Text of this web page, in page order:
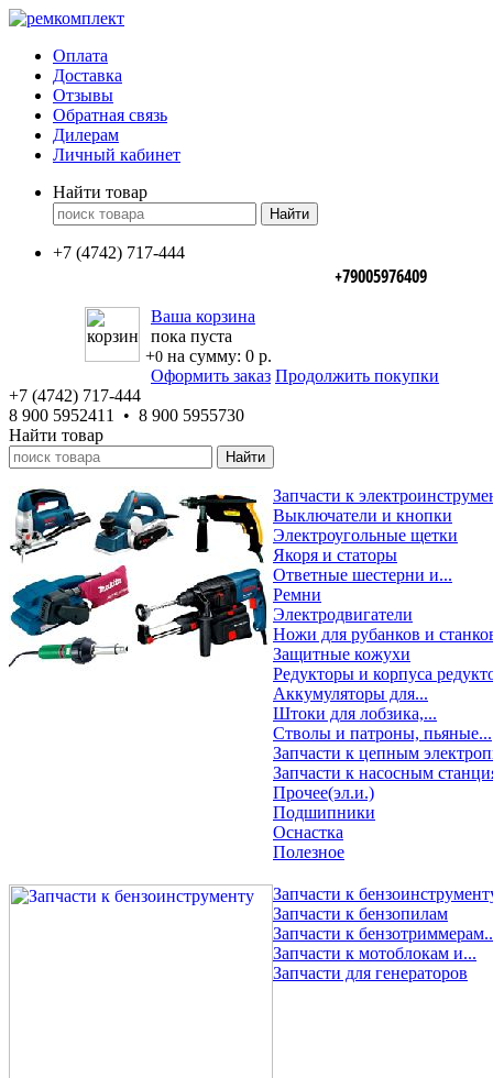
Оплата
Доставка
Отзывы
Обратная связь
Дилерам
Личный кабинет
Найти товар
+7 (4742) 717-444
+79005976409
Ваша корзина
пока пуста
+0 на сумму: 0 р.
Оформить заказ Продолжить покупки
+7 (4742) 717-444
8 900 5952411 • 8 900 5955730
Найти товар
Запчасти к
Выключатели и кнопки
Электроугольные щетки
Якоря и статоры
Ответные шестерни и...
Ремни
Электродвигатели
Ножи для рубанков и
Защитные кожухи
Редукторы и корпуса
Аккумуляторы для...
Штоки для лобзика,...
Стволы и патроны, пьяные...
Запчасти к цепным
Запчасти к насосным
Прочее(эл.и.)
Подшипники
Оснастка
Полезное
Запчасти к
Запчасти к бензопилам
Запчасти к
Запчасти к мотоблокам и...
Запчасти для генераторов